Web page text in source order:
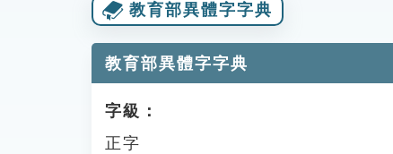
教育部異體字字典
教育部異體字字典
字級：
正字